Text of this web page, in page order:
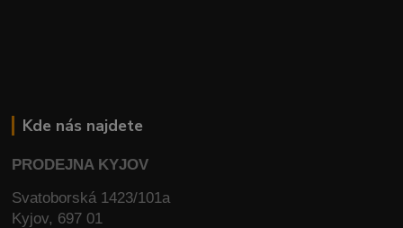
Kde nás najdete
PRODEJNA KYJOV
Svatoborská 1423/101a
Kyjov, 697 01